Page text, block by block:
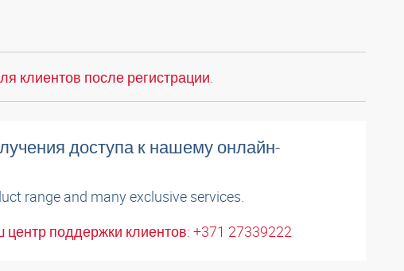
клиентов после регистрации.
доступа к нашему онлайн-
range and many exclusive services.
центр поддержки клиентов: +371 27339222